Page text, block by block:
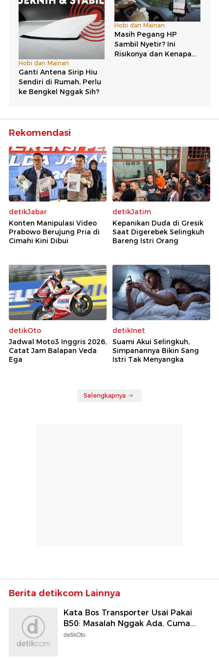
Rekomendasi
detikJabar
Konten Manipulasi Video
Prabowo Berujung Pria di
Cimahi Kini Dibui
detikJatim
Kepanikan Duda di Gresik
Saat Digerebek Selingkuh
Bareng Istri Orang
detikOto
Jadwal Moto3 Inggris 2026,
Catat Jam Balapan Veda
Ega
detikInet
Suami Akui Selingkuh,
Simpanannya Bikin Sang
Istri Tak Menyangka
Selengkapnya
Berita detikcom Lainnya
Kata Bos Transporter Usai Pakai
B50: Masalah Nggak Ada, Cuma...
detikOto